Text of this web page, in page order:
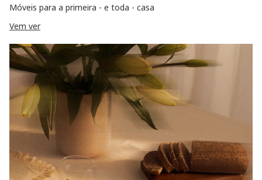
Móveis para a primeira - e toda - casa
Vem ver